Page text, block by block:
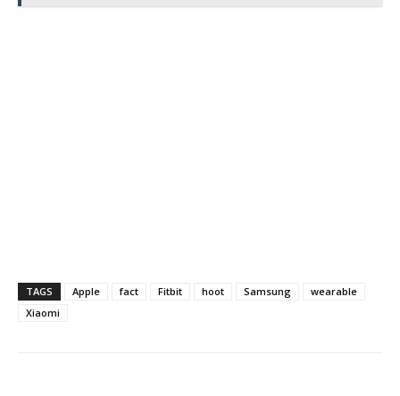
TAGS Apple fact Fitbit hoot Samsung
wearable
Xiaomi